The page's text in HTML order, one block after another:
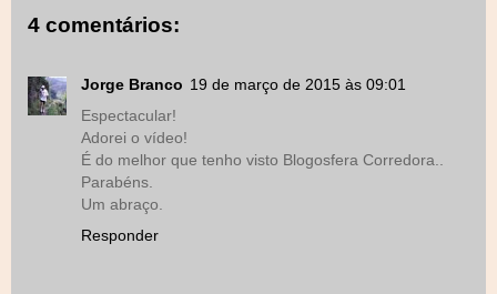
4 comentários:
Jorge Branco 19 de março de 2015 às 09:01
Espectacular!
Adorei o vídeo!
É do melhor que tenho visto Blogosfera Corredora..
Parabéns.
Um abraço.
Responder